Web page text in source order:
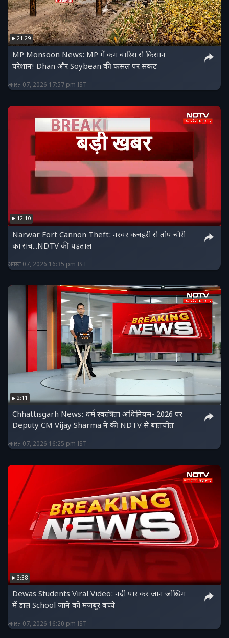
21:29
MP Monsoon News: MP में कम बारिश से किसान
परेशान! Dhan और Soybean की फसल पर संकट
अगस्त 07, 2026 17:57 pm IST
12:10
Narwar Fort Cannon Theft: नरवर कचहरी से तोप चोरी
का सच...NDTV की पड़ताल
अगस्त 07, 2026 16:35 pm IST
2:11
Chhattisgarh News: धर्म स्वतंत्रता अधिनियम- 2026 पर
Deputy CM Vijay Sharma ने की NDTV से बातचीत
अगस्त 07, 2026 16:25 pm IST
3:38
Dewas Students Viral Video: नदी पार कर जान जोखिम
में डाल School जाने को मजबूर बच्चे
अगस्त 07, 2026 16:20 pm IST